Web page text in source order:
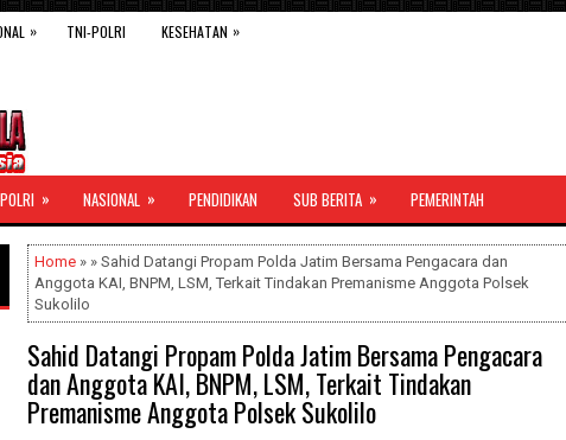
» TNI-POLRI KESEHATAN »
» NASIONAL » PENDIDIKAN SUB BERITA » PEMERINTAH
Home » » Sahid Datangi Propam Polda Jatim Bersama Pengacara dan
Anggota KAI, BNPM, LSM, Terkait Tindakan Premanisme Anggota Polsek
Sukolilo
Sahid Datangi Propam Polda Jatim Bersama Pengacara
dan Anggota KAI, BNPM, LSM, Terkait Tindakan
Premanisme Anggota Polsek Sukolilo